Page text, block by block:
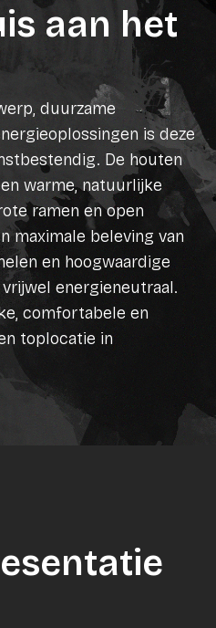
aan het
duurzame
is deze
De houten
warme, natuurlijke
ramen en open
maximale beleving van
en hoogwaardige
energieneutraal.
comfortabele en
toplocatie in